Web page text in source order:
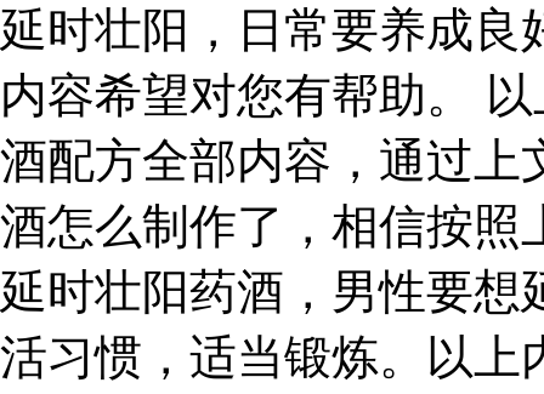
延时壮阳，日常要养成良
内容希望对您有帮助。
酒配方全部内容，通过上
酒怎么制作了，相信按照
延时壮阳药酒，男性要想
活习惯，适当锻炼。以上